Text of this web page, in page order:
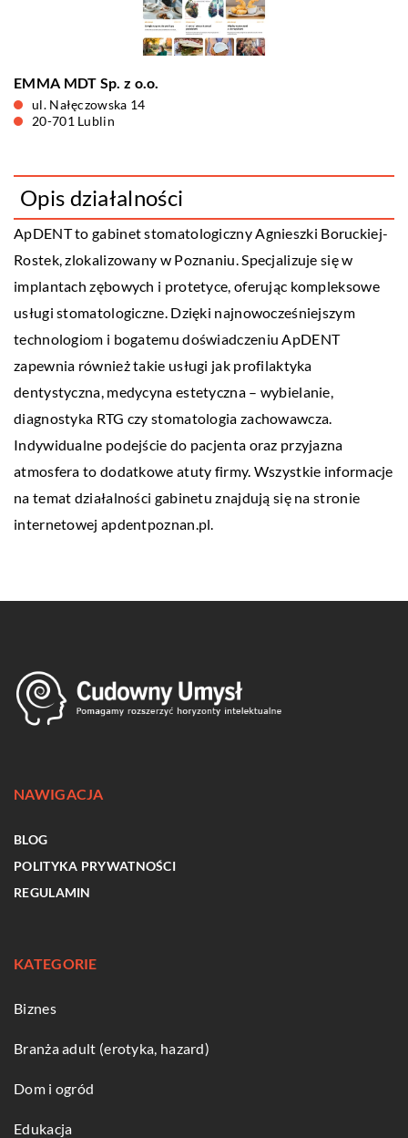
EMMA MDT Sp. z o.o.
ul. Nałęczowska 14
20-701 Lublin
Opis działalności
ApDENTto gabinet stomatologiczny Agnieszki Boruckiej-
Rostek, zlokalizowany w Poznaniu. Specjalizuje się w
implantach zębowych i protetyce, oferując kompleksowe
usługi stomatologiczne. Dzięki najnowocześniejszym
technologiom i bogatemu doświadczeniu ApDENT
zapewnia również takie usługi jak profilaktyka
dentystyczna, medycyna estetyczna – wybielanie,
diagnostyka RTG czy stomatologia zachowawcza.
Indywidualne podejście do pacjenta oraz przyjazna
atmosfera to dodatkowe atuty firmy. Wszystkie informacje
na temat działalności gabinetu znajdują się na stronie
internetowej apdentpoznan.pl.
NAWIGACJA
BLOG
POLITYKA PRYWATNOŚCI
REGULAMIN
KATEGORIE
Biznes
Branża adult (erotyka, hazard)
Dom i ogród
Edukacja